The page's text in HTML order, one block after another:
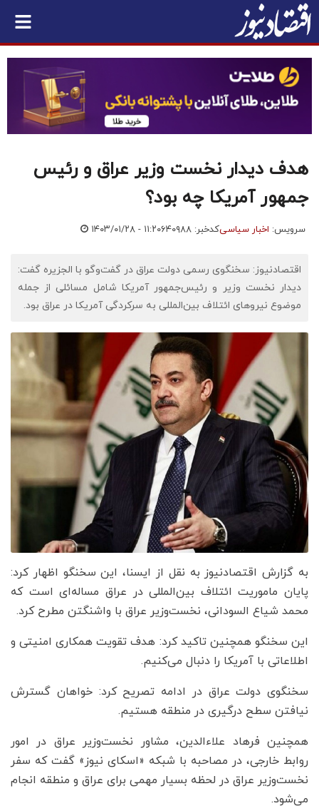
هدف دیدار نخست وزیر عراق و رئیس
جمهور آمریکا چه بود؟
سرویس: اخبار سیاسیکدخبر: ۶۴۰۹۸۸ ۱۴۰۳/۰۱/۲۸ - ۱۱:۲۰
اقتصادنیوز: سخنگوی رسمی دولت عراق در گفت‌وگو با الجزیره گفت:
دیدار نخست وزیر و رئیس‌جمهور آمریکا شامل مسائلی از جمله
موضوع نیروهای ائتلاف بین‌المللی به سرکردگی آمریکا در عراق بود.
به گزارش اقتصادنیوز به نقل از ایسنا، این سخنگو اظهار کرد:
پایان ماموریت ائتلاف بین‌المللی در عراق مساله‌ای است که
محمد شیاع السودانی، نخست‌وزیر عراق با واشنگتن مطرح کرد.
این سخنگو همچنین تاکید کرد: هدف تقویت همکاری امنیتی و
اطلاعاتی با آمریکا را دنبال می‌کنیم.
سخنگوی دولت عراق در ادامه تصریح کرد: خواهان گسترش
نیافتن سطح درگیری در منطقه هستیم.
همچنین فرهاد علاء‌الدین، مشاور نخست‌وزیر عراق در امور
روابط خارجی، در مصاحبه با شبکه «اسکای نیوز» گفت که سفر
نخست‌وزیر عراق در لحظه بسیار مهمی برای عراق و منطقه انجام
می‌شود.